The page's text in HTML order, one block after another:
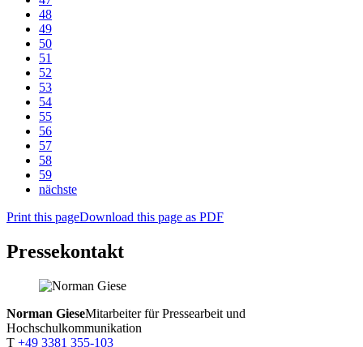
48
49
50
51
52
53
54
55
56
57
58
59
nächste
Print this pageDownload this page as PDF
Pressekontakt
Norman GieseMitarbeiter für Pressearbeit und
Hochschulkommunikation
T +49 3381 355-103